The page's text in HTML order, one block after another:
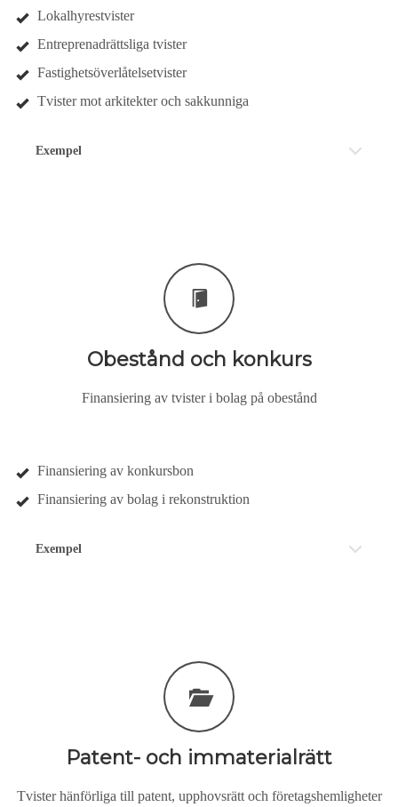
Lokalhyrestvister
Entreprenadrättsliga tvister
Fastighetsöverlåtelsetvister
Tvister mot arkitekter och sakkunniga
Exempel
Obestånd och konkurs
Finansiering av tvister i bolag på obestånd
Finansiering av konkursbon
Finansiering av bolag i rekonstruktion
Exempel
Patent- och immaterialrätt
Tvister hänförliga till patent, upphovsrätt och företagshemligheter